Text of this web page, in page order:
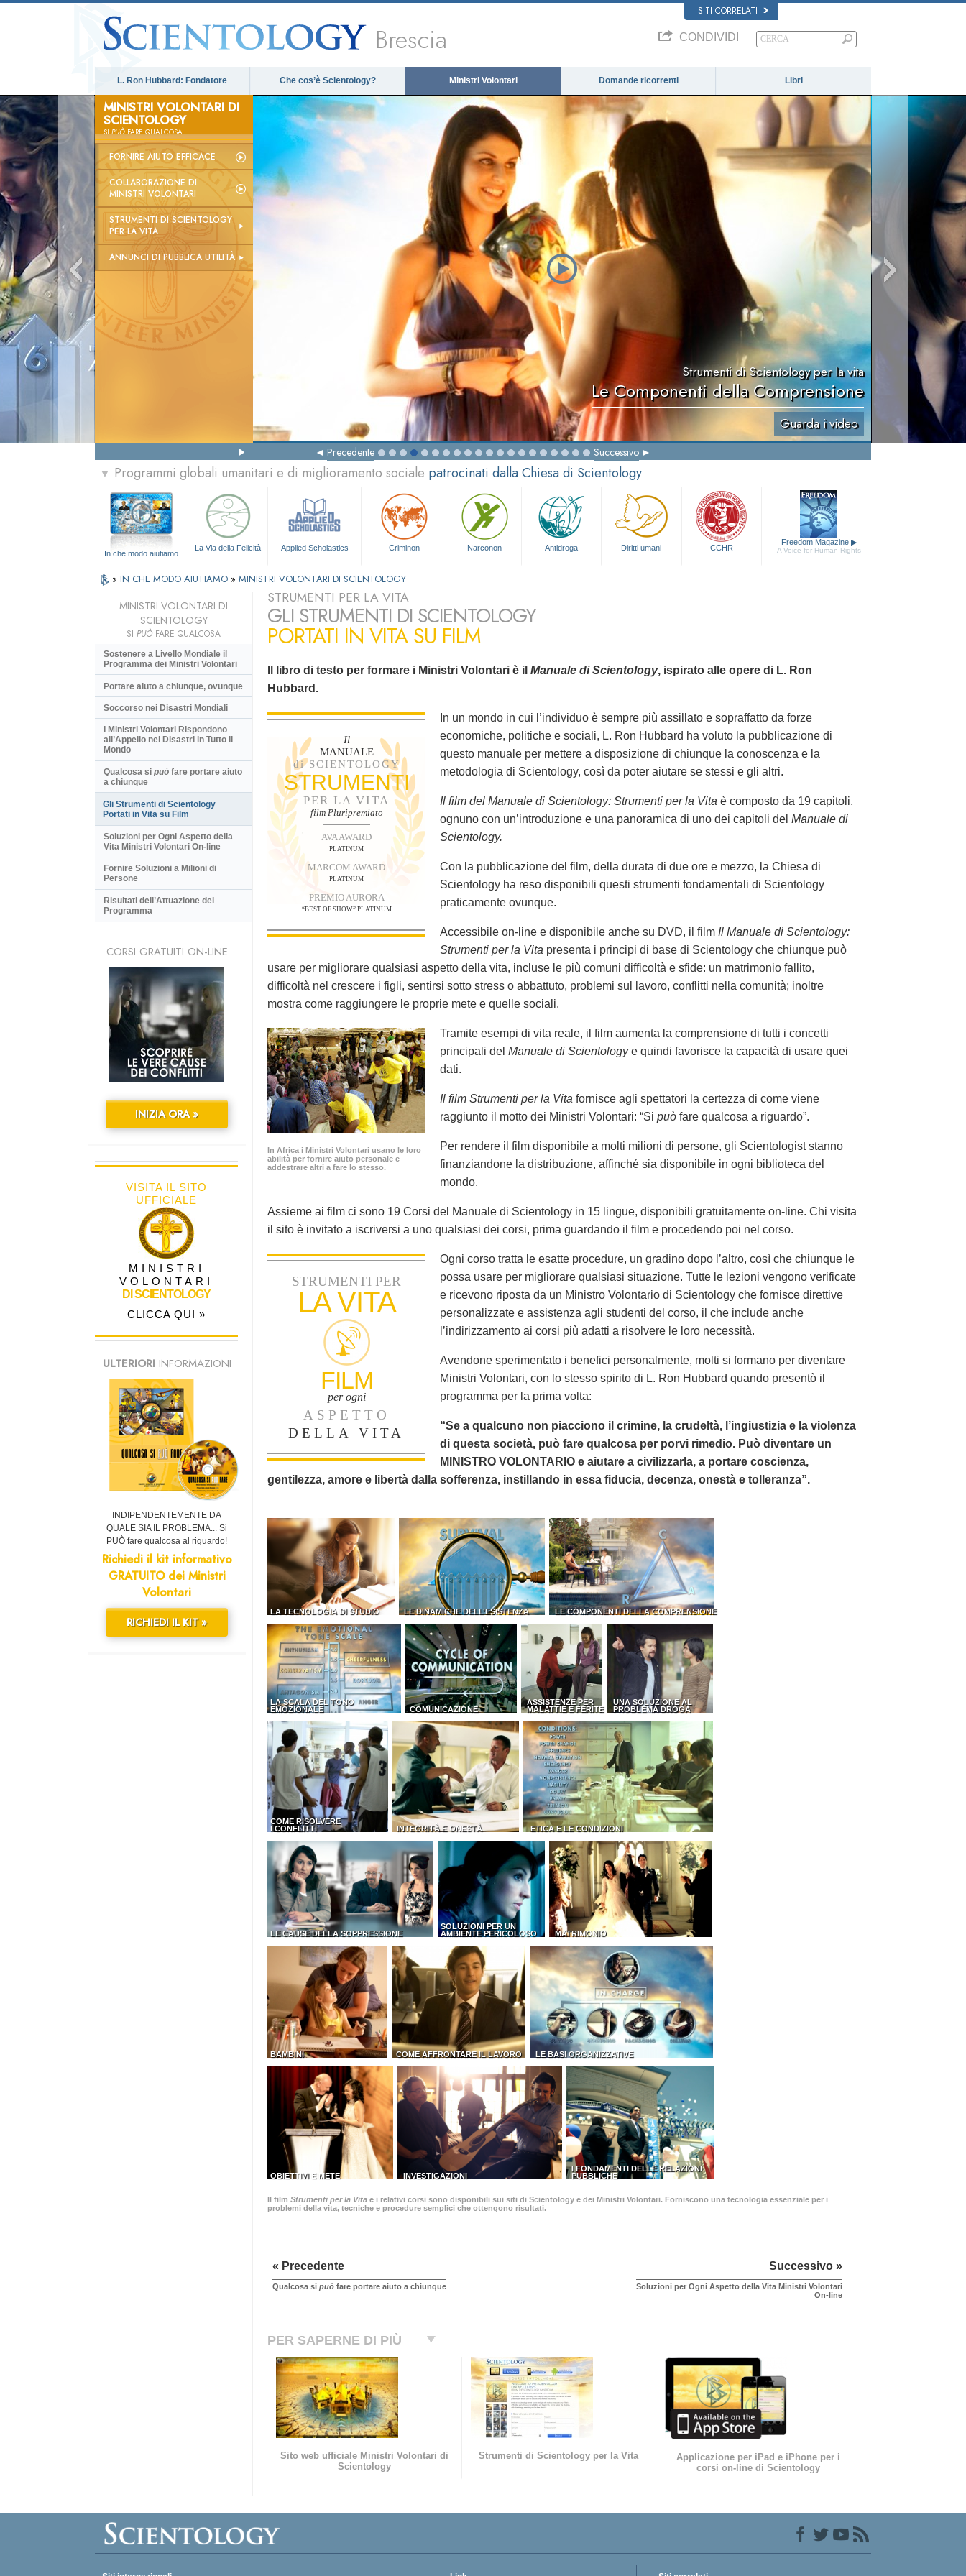
SITI CORRELATI
Brescia CONDIVIDI
L. Ron Hubbard: Fondatore Che cos’è Scientology? Ministri Volontari Domande ricorrenti Libri
MINISTRI VOLONTARI DI
SCIENTOLOGY
SIPUÒFARE QUALCOSA
FORNIRE AIUTO EFFICACE
COLLABORAZIONE DI
MINISTRI VOLONTARI
STRUMENTI DI SCIENTOLOGY
PER LA VITA
ANNUNCI DI PUBBLICA UTILITÀ
Strumenti di Scientology per la vita
Le Componenti della Comprensione
Guarda i video
Precedente Successivo
▼ Programmi globali umanitari e di miglioramento sociale patrocinati dalla Chiesa di Scientology
In che modo aiutiamo
La Via della Felicità Applied Scholastics Criminon Narconon Antidroga Diritti umani CCHR
Freedom Magazine ▶
A Voice for Human Rights
» IN CHE MODO AIUTIAMO » MINISTRI VOLONTARI DI SCIENTOLOGY
STRUMENTI PER LA VITA
GLI STRUMENTI DI SCIENTOLOGY
PORTATI IN VITA SU FILM
Il libro di testo per formare i Ministri Volontari è il Manuale di Scientology, ispirato alle opere di L. Ron
Hubbard.
Il
MANUALE
di SCIENTOLOGY
STRUMENTI
PER LA VITA
film Pluripremiato
AVA AWARD
PLATINUM
MARCOM AWARD
PLATINUM
PREMIO AURORA
“BEST OF SHOW” PLATINUM
In un mondo in cui l’individuo è sempre più assillato e sopraffatto da forze
economiche, politiche e sociali, L. Ron Hubbard ha voluto la pubblicazione di
questo manuale per mettere a disposizione di chiunque la conoscenza e la
metodologia di Scientology, così da poter aiutare se stessi e gli altri.
Il film del Manuale di Scientology: Strumenti per la Vita è composto da 19 capitoli,
ognuno con un’introduzione e una panoramica di uno dei capitoli del Manuale di
Scientology.
Con la pubblicazione del film, della durata di due ore e mezzo, la Chiesa di
Scientology ha reso disponibili questi strumenti fondamentali di Scientology
praticamente ovunque.
Accessibile on-line e disponibile anche su DVD, il film Il Manuale di Scientology:
Strumenti per la Vita presenta i principi di base di Scientology che chiunque può
usare per migliorare qualsiasi aspetto della vita, incluse le più comuni difficoltà e sfide: un matrimonio fallito,
difficoltà nel crescere i figli, sentirsi sotto stress o abbattuto, problemi sul lavoro, conflitti nella comunità; inoltre
mostra come raggiungere le proprie mete e quelle sociali.
In Africa i Ministri Volontari usano le loro
abilità per fornire aiuto personale e
addestrare altri a fare lo stesso.
Tramite esempi di vita reale, il film aumenta la comprensione di tutti i concetti
principali del Manuale di Scientologye quindi favorisce la capacità di usare quei
dati.
Il film Strumenti per la Vita fornisce agli spettatori la certezza di come viene
raggiunto il motto dei Ministri Volontari: “Si può fare qualcosa a riguardo”.
Per rendere il film disponibile a molti milioni di persone, gli Scientologist stanno
finanziandone la distribuzione, affinché sia disponibile in ogni biblioteca del
mondo.
Assieme ai film ci sono 19 Corsi del Manuale di Scientology in 15 lingue, disponibili gratuitamente on-line. Chi visita
il sito è invitato a iscriversi a uno qualsiasi dei corsi, prima guardando il film e procedendo poi nel corso.
STRUMENTI PER
LA VITA
FILM
per ogni
ASPETTO
DELLA VITA
Ogni corso tratta le esatte procedure, un gradino dopo l’altro, così che chiunque le
possa usare per migliorare qualsiasi situazione. Tutte le lezioni vengono verificate
e ricevono riposta da un Ministro Volontario di Scientology che fornisce direttive
personalizzate e assistenza agli studenti del corso, il che include anche
l’indirizzamento ai corsi più adatti a risolvere le loro necessità.
Avendone sperimentato i benefici personalmente, molti si formano per diventare
Ministri Volontari, con lo stesso spirito di L. Ron Hubbard quando presentò il
programma per la prima volta:
“Se a qualcuno non piacciono il crimine, la crudeltà, l’ingiustizia e la violenza
di questa società, può fare qualcosa per porvi rimedio. Può diventare un
MINISTRO VOLONTARIO e aiutare a civilizzarla, a portare coscienza,
gentilezza, amore e libertà dalla sofferenza, instillando in essa fiducia, decenza, onestà e tolleranza”.
LA TECNOLOGIA DI STUDIO LE DINAMICHE DELL’ESISTENZA LE COMPONENTI DELLA COMPRENSIONE
LA SCALA DEL TONO
EMOZIONALE
COMUNICAZIONE
ASSISTENZE PER
MALATTIE E FERITE
UNA SOLUZIONE AL
PROBLEMA DROGA
COME RISOLVERE
I CONFLITTI
INTEGRITÀ E ONESTÀ ETICA E LE CONDIZIONI
LE CAUSE DELLA SOPPRESSIONE
SOLUZIONI PER UN
AMBIENTE PERICOLOSO
MATRIMONIO
BAMBINI COME AFFRONTARE IL LAVORO LE BASI ORGANIZZATIVE
OBIETTIVI E METE INVESTIGAZIONI
I FONDAMENTI DELLE RELAZIONI
PUBBLICHE
Il film Strumenti per la Vita e i relativi corsi sono disponibili sui siti di Scientology e dei Ministri Volontari. Forniscono una tecnologia essenziale per i
problemi della vita, tecniche e procedure semplici che ottengono risultati.
« Precedente
Qualcosa si può fare portare aiuto a chiunque
Successivo »
Soluzioni per Ogni Aspetto della Vita Ministri Volontari
On-line
PER SAPERNE DI PIÙ
Sito web ufficiale Ministri Volontari di
Scientology
Strumenti di Scientology per la Vita
Applicazione per iPad e iPhone per i
corsi on-line di Scientology
MINISTRI VOLONTARI DI
SCIENTOLOGY
SI PUÒ FARE QUALCOSA
Sostenere a Livello Mondiale il
Programma dei Ministri Volontari
Portare aiuto a chiunque, ovunque
Soccorso nei Disastri Mondiali
I Ministri Volontari Rispondono
all’Appello nei Disastri in Tutto il
Mondo
Qualcosa si può fare portare aiuto
a chiunque
Gli Strumenti di Scientology
Portati in Vita su Film
Soluzioni per Ogni Aspetto della
Vita Ministri Volontari On-line
Fornire Soluzioni a Milioni di
Persone
Risultati dell’Attuazione del
Programma
CORSI GRATUITI ON-LINE
INIZIA ORA »
VISITA IL SITO
UFFICIALE
MINISTRI
VOLONTARI
DI SCIENTOLOGY
CLICCA QUI »
ULTERIORIINFORMAZIONI
INDIPENDENTEMENTE DA
QUALE SIA IL PROBLEMA... Si
PUÒ fare qualcosa al riguardo!
Richiedi il kit informativo
GRATUITO dei Ministri
Volontari
RICHIEDI IL KIT »